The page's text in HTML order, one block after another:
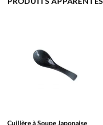
Cuillère à Soupe Japonaise